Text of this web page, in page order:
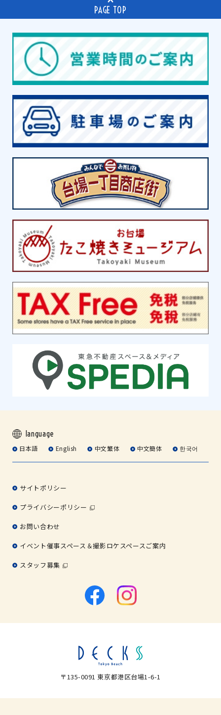
PAGE TOP
language
日本語 English 中文繁体 中文簡体 한국어
サイトポリシー
プライバシーポリシー
お問い合わせ
イベント催事スペース＆撮影ロケスペースご案内
スタッフ募集
〒135-0091 東京都港区台場1-6-1